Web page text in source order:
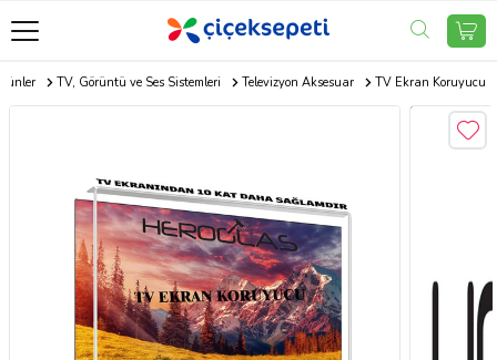
TV, Görüntü ve Ses Sistemleri Televizyon Aksesuar TV Ekran Koruyucu